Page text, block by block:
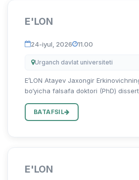
E'LON
24-iyul, 2026 11.00
Urganch davlat universiteti
E’LON Atayev Jaxongir
bo‘yicha falsafa doktori (PhD)
08.00.06 – “Ekonometrika va
bo‘yicha...
BATAFSIL
E'LON